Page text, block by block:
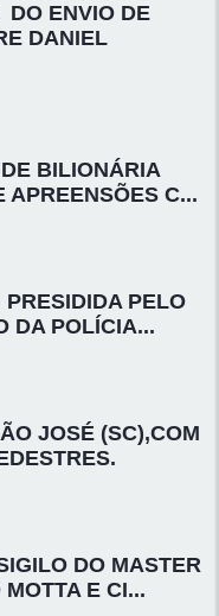
DO ENVIO DE
DANIEL
BILIONÁRIA
APREENSÕES C...
PELO
DA POLÍCIA...
JOSÉ (SC),COM
DO MASTER
E CI...